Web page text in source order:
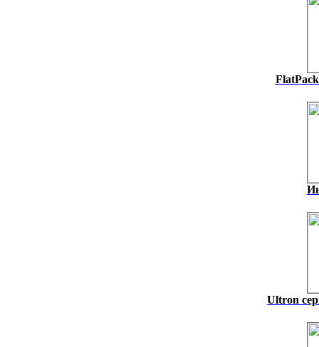
Ultron